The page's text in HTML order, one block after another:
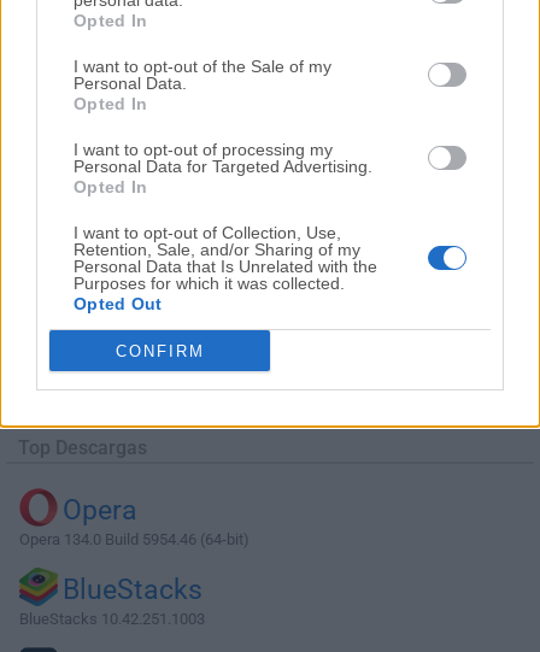
Opted In
I want to opt-out of the Sale of my
Personal Data.
Opted In
I want to opt-out of processing my
Personal Data for Targeted Advertising.
Opted In
I want to opt-out of Collection, Use,
Retention, Sale, and/or Sharing of my
Personal Data that Is Unrelated with the
Purposes for which it was collected.
Opted Out
CONFIRM
Descargar MongoDB Compass 1.41.0
Top Descargas
Opera
Opera 134.0 Build 5954.46 (64-bit)
BlueStacks
BlueStacks 10.42.251.1003